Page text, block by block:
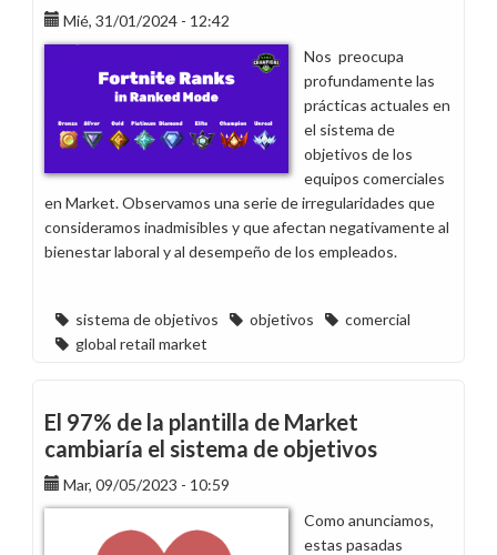
Sistema
de
Objetivos
y
la
Condición
tratados
la
reunión
con
el
director
general
de
Comercialización
Mié, 31/01/2024 - 12:42
Nos preocupa
profundamente las
prácticas actuales en
el sistema de
objetivos de los
equipos comerciales
en Market. Observamos una serie de irregularidades que
consideramos inadmisibles y que afectan negativamente al
bienestar laboral y al desempeño de los empleados.
sistema de objetivos objetivos
comercial
global retail market
El 97% de la plantilla de Market
cambiaría el sistema de objetivos
Mar, 09/05/2023 - 10:59
Como anunciamos,
estas pasadas